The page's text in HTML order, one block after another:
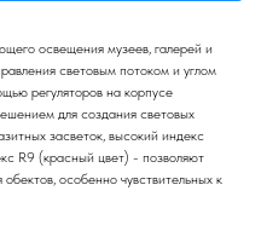
освещения музеев, галерей и
световым потоком и углом
регуляторов на корпусе
для создания световых
засветок, высокий индекс
R9 (красный цвет) - позволяют
особенно чувствительных к